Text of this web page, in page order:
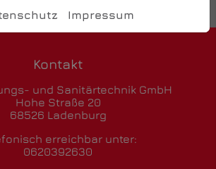
Kontakt
und Sanitärtechnik GmbH
Hohe Straße 20
68526 Ladenburg
erreichbar unter:
0620392630
Impressum